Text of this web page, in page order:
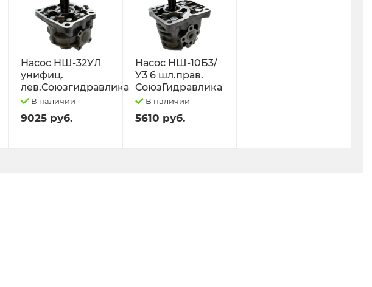
Насос НШ-32УЛ
унифиц.
лев.Союзгидравлика
В наличии
9025 руб.
Насос НШ-10Б3/
У3 6 шл.прав.
СоюзГидравлика
В наличии
5610 руб.